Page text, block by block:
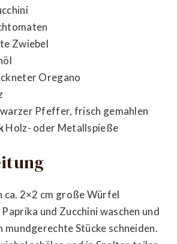
Zwiebel
Oregano
Pfeffer, frisch gemahlen
Holz- oder Metallspieße
ca. 2×2 cm große Würfel
und Zucchini waschen und
mundgerechte Stücke schneiden.